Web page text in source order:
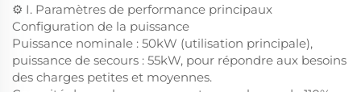
⚙️ I. Paramètres de performance principaux
Configuration de la puissance
Puissance nominale : 50kW (utilisation principale),
puissance de secours : 55kW, pour répondre aux besoins
des charges petites et moyennes.